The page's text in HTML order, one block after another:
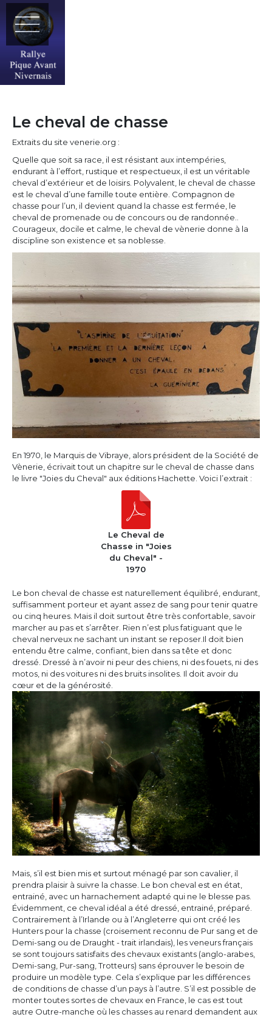
Le cheval de chasse
Extraits du site venerie.org :
Quelle que soit sa race, il est résistant aux intempéries,
endurant à l’effort, rustique et respectueux, il est un véritable
cheval d’extérieur et de loisirs. Polyvalent, le cheval de chasse
est le cheval d’une famille toute entière. Compagnon de
chasse pour l’un, il devient quand la chasse est fermée, le
cheval de promenade ou de concours ou de randonnée..
Courageux, docile et calme, le cheval de vènerie donne à la
discipline son existence et sa noblesse.
En 1970, le Marquis de Vibraye, alors président de la Société de
Vènerie, écrivait tout un chapitre sur le cheval de chasse dans
le livre "Joies du Cheval" aux éditions Hachette. Voici l’extrait :
Le Cheval de
Chasse in "Joies
du Cheval" -
1970
Le bon cheval de chasse est naturellement équilibré, endurant,
suffisamment porteur et ayant assez de sang pour tenir quatre
ou cinq heures. Mais il doit surtout être très confortable, savoir
marcher au pas et s’arrêter. Rien n’est plus fatiguant que le
cheval nerveux ne sachant un instant se reposer.Il doit bien
entendu être calme, confiant, bien dans sa tête et donc
dressé. Dressé à n’avoir ni peur des chiens, ni des fouets, ni des
motos, ni des voitures ni des bruits insolites. Il doit avoir du
cœur et de la générosité.
Mais, s’il est bien mis et surtout ménagé par son cavalier, il
prendra plaisir à suivre la chasse. Le bon cheval est en état,
entrainé, avec un harnachement adapté qui ne le blesse pas.
Évidemment, ce cheval idéal a été dressé, entrainé, préparé.
Contrairement à l’Irlande ou à l’Angleterre qui ont créé les
Hunters pour la chasse (croisement reconnu de Pur sang et de
Demi-sang ou de Draught - trait irlandais), les veneurs français
se sont toujours satisfaits des chevaux existants (anglo-arabes,
Demi-sang, Pur-sang, Trotteurs) sans éprouver le besoin de
produire un modèle type. Cela s’explique par les différences
de conditions de chasse d’un pays à l’autre. S’il est possible de
monter toutes sortes de chevaux en France, le cas est tout
autre Outre-manche où les chasses au renard demandent aux